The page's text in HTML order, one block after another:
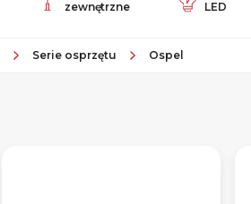
zewnętrzne
LED
Serie osprzętu Ospel